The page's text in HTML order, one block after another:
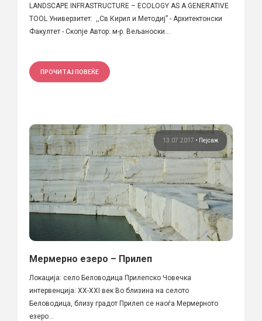
LANDSCAPE INFRASTRUCTURE – ECOLOGY AS A GENERATIVE
TOOL Универзитет: ,,Св.Кирил и Методиј” - Архитектонски
Факултет - Скопје Автор: м-р. Вељаноски...
ПРОЧИТАЈ ПОВЕЌЕ
13.07.2017 • Пејсаж
Мермерно езеро – Прилеп
Локација: село Беловодица Прилепско Човечка
интервенција: XX-XXI век Во близина на селото
Беловодица, близу градот Прилеп се наоѓа Мермерното
езеро...